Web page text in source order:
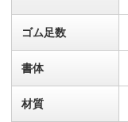
ゴム足数
書体
材質